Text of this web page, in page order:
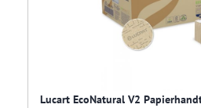
Lucart EcoNatural V2